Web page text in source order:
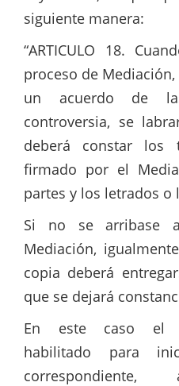
siguiente manera:
“ARTICULO 18.
proceso de
un acuerdo de
controversia, se
deberá constar los
firmado por el
partes y los letrados
Si no se arribase
Mediación,
copia deberá
que se dejará
En este caso el
habilitado para
correspondiente,